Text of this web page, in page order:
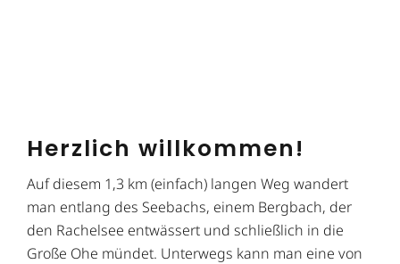
Herzlich willkommen!
Auf diesem 1,3 km (einfach) langen Weg wandert
man entlang des Seebachs, einem Bergbach, der
den Rachelsee entwässert und schließlich in die
Große Ohe mündet. Unterwegs kann man eine von